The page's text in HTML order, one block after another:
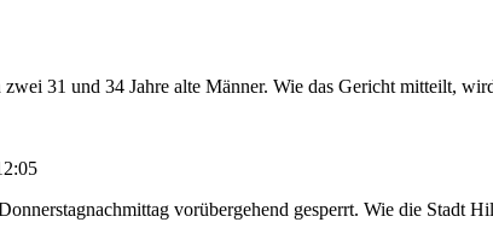
31 und 34 Jahre alte Männer. Wie das Gericht mitteilt,
vorübergehend gesperrt. Wie die Stadt